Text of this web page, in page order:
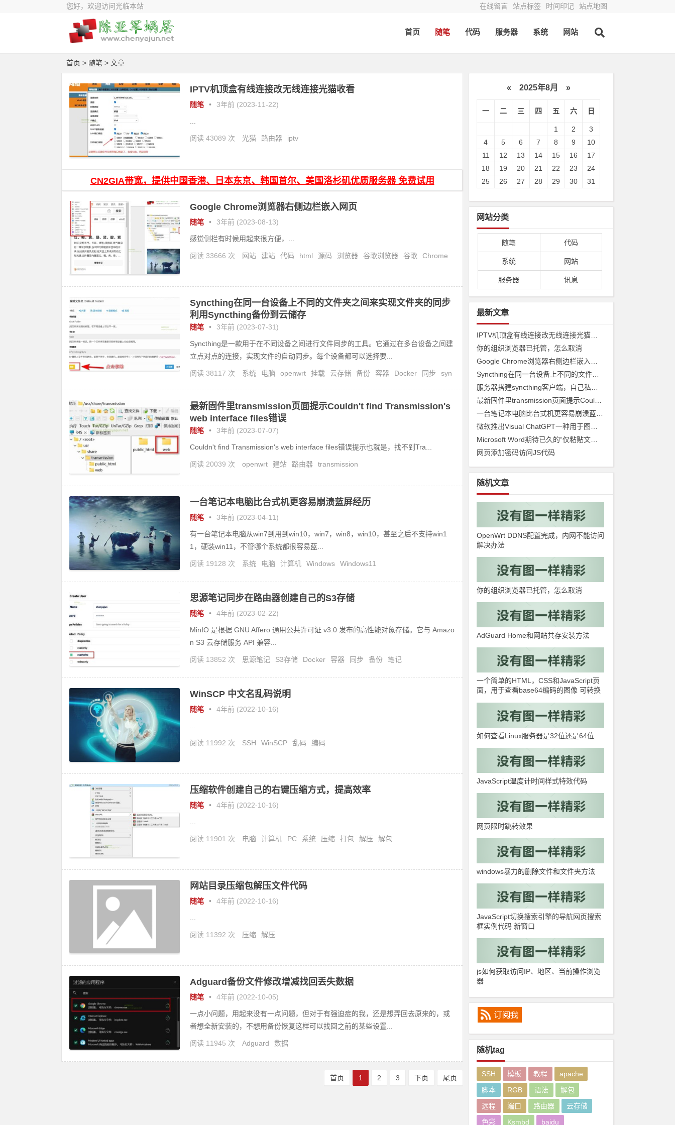
您好，欢迎访问光临本站 在线留言 站点标签 时间印记 站点地图
首页 随笔 代码 服务器 系统 网站
首页 > 随笔 > 文章
IPTV机顶盒有线连接改无线连接光猫收看
随笔 • 3年前 (2023-11-22)
阅读 43089 次 光猫 路由器 iptv
CN2GIA带宽，提供中国香港、日本东京、韩国首尔、美国洛杉矶优质服务器 免费试用
Google Chrome浏览器右侧边栏嵌入网页
随笔 • 3年前 (2023-08-13)
感觉侧栏有时候用起来很方便，...
阅读 33666 次 网站 建站 代码 html 源码 浏览器 谷歌浏览器 谷歌
Chrome
Syncthing在同一台设备上不同的文件夹之间来实现文件夹的同步
利用Syncthing备份到云储存
随笔 • 3年前 (2023-07-31)
Syncthing是一款用于在不同设备之间进行文件同步的工具。它通过在多台设备之间建
立点对点的连接，实现文件的自动同步。每个设备都可以选择要...
阅读 38117 次 系统 电脑 openwrt 挂载 云存储 备份 容器 Docker 同步
syn
最新固件里transmission页面提示Couldn't find Transmission's
web interface files错误
随笔 • 3年前 (2023-07-07)
Couldn't find Transmission's web interface files错误提示也就是，找不到Tra...
阅读 20039 次 openwrt 建站 路由器 transmission
一台笔记本电脑比台式机更容易崩溃蓝屏经历
随笔 • 3年前 (2023-04-11)
有一台笔记本电脑从win7到用到win10，win7，win8，win10，甚至之后不支持win1
1，硬装win11，不管哪个系统都很容易蓝...
阅读 19128 次 系统 电脑 计算机 Windows Windows11
思源笔记同步在路由器创建自己的S3存储
随笔 • 4年前 (2023-02-22)
MinIO 是根据 GNU Affero 通用公共许可证 v3.0 发布的高性能对象存储。它与 Amazo
n S3 云存储服务 API 兼容...
阅读 13852 次 思源笔记 S3存储 Docker 容器 同步 备份 笔记
WinSCP 中文名乱码说明
随笔 • 4年前 (2022-10-16)
阅读 11992 次 SSH WinSCP 乱码 编码
压缩软件创建自己的右键压缩方式，提高效率
随笔 • 4年前 (2022-10-16)
阅读 11901 次 电脑 计算机 PC 系统 压缩 打包 解压 解包
网站目录压缩包解压文件代码
随笔 • 4年前 (2022-10-16)
阅读 11392 次 压缩 解压
Adguard备份文件修改增减找回丢失数据
随笔 • 4年前 (2022-10-05)
一点小问题，用起来没有一点问题，但对于有强迫症的我，还是想弄回去原来的，或
者想全新安装的，不想用备份恢复这样可以找回之前的某些设置...
阅读 11945 次 Adguard 数据
首页 1 2 3 下页 尾页
« 2025年8月 »
一 二 三 四 五 六 日
1 2
3
4
5 6 7 8 9
10
11
12 13 14 15 16
17
18
19 20 21 22 23
24
25
26 27 28 29 30 31
网站分类
随笔 代码
系统 网站
服务器 讯息
最新文章
你的组织浏览器已托管，怎么取消
网页添加密码访问JS代码
随机文章
OpenWrt DDNS配置完成，内网不能访问
解决办法
你的组织浏览器已托管，怎么取消
AdGuard Home和网站共存安装方法
一个简单的HTML，CSS和JavaScript页
面，用于查看base64编码的图像 可转换
如何查看Linux服务器是32位还是64位
JavaScript温度计时间样式特效代码
网页限时跳转效果
windows暴力的删除文件和文件夹方法
JavaScript切换搜索引擎的导航网页搜索
框实例代码 新窗口
js如何获取访问IP、地区、当前操作浏览
器
随机tag
SSH 模板 教程
apache
脚本
RGB 语法
解包
远程
端口 路由器
云存储
色彩
Ksmbd
baidu